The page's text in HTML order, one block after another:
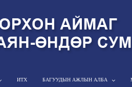
ИТХ БАГУУДЫН АЖЛЫН АЛБА